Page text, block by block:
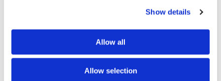
Show details
Allow all
Allow selection
il y a 2 mois
Banner Space